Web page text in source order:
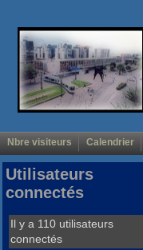
Nbre visiteurs Calendrier
Utilisateurs
connectés
Il y a 110 utilisateurs
connectés